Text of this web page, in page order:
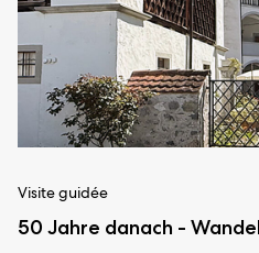
Visite guidée
50 Jahre danach -